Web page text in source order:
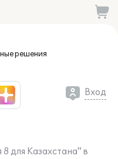
решения
Вход
для Казахстана" в